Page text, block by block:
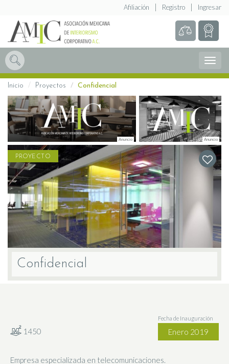
Ingresar
Registro
Afiliación
Menú
Inicio Proyectos Confidencial
PROYECTO
Confidencial
1450
Fecha de Inauguración
Enero 2019
Empresa especializada en telecomunicaciones.